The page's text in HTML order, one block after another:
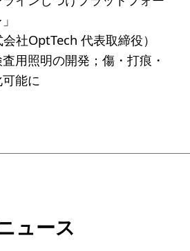
ス研究会
ヌトレ」
社OptTech 代表取締役）
用照明の開発；傷・打痕・
能に
ュース